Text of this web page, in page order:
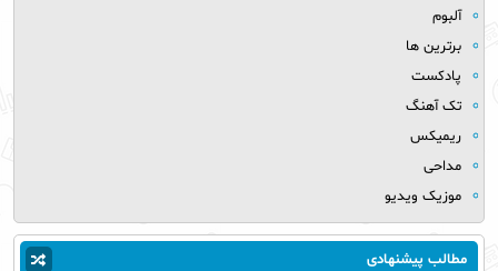
آلبوم
برترین ها
پادکست
تک آهنگ
ریمیکس
مداحی
موزیک ویدیو
مطالب پیشنهادی